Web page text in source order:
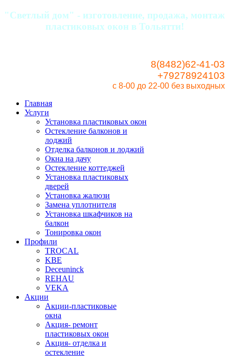
"Светлый дом" - изготовление, продажа, монтаж
пластиковых окон в Тольятти!
8(8482)62-41-03
+79278924103
с 8-00 до 22-00 без выходных
Главная
Услуги
Установка пластиковых окон
Остекление балконов и
лоджий
Отделка балконов и лоджий
Окна на дачу
Остекление коттеджей
Установка пластиковых
дверей
Установка жалюзи
Замена уплотнителя
Установка шкафчиков на
балкон
Тонировка окон
Профили
TROCAL
KBE
Deceuninck
REHAU
VEKA
Акции
Акции-пластиковые
окна
Акция- ремонт
пластиковых окон
Акция- отделка и
остекление